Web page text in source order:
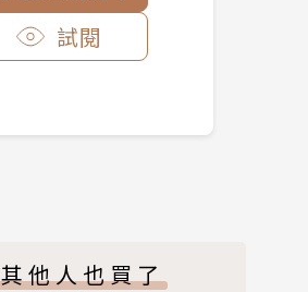
試閱
其他人也買了